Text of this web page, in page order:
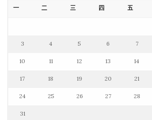
一 二 三 四 五
3 4 5 6 7
10 11 12 13 14
17 18 19 20 21
24 25 26 27 28
31